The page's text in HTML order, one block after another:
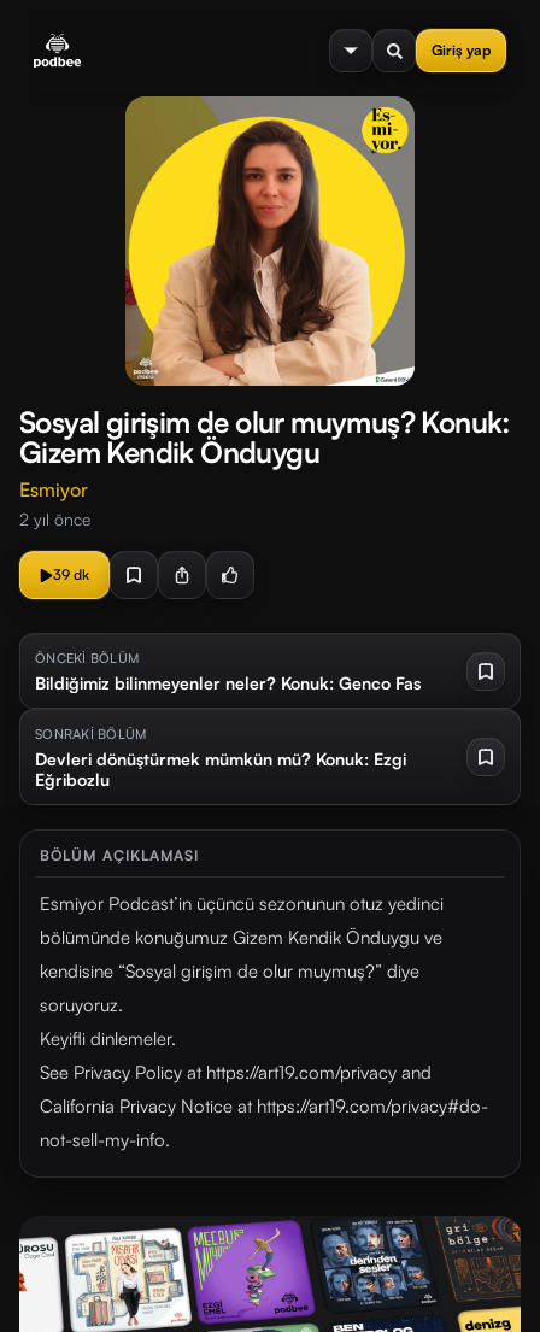
Giriş yap
menu
Sosyal girişim de olur muymuş? Konuk:
Gizem Kendik Önduygu
Esmiyor
2 yıl önce
39 dk
ÖNCEKİ BÖLÜM
Bildiğimiz bilinmeyenler neler? Konuk: Genco Fas
SONRAKİ BÖLÜM
Devleri dönüştürmek mümkün mü? Konuk: Ezgi
Eğribozlu
BÖLÜM AÇIKLAMASI
Esmiyor Podcast’in üçüncü sezonunun otuz yedinci
bölümünde konuğumuz Gizem Kendik Önduygu ve
kendisine “Sosyal girişim de olur muymuş?” diye
soruyoruz.
Keyifli dinlemeler.
See Privacy Policy at https://art19.com/privacy and
California Privacy Notice at https://art19.com/privacy#do-
not-sell-my-info.